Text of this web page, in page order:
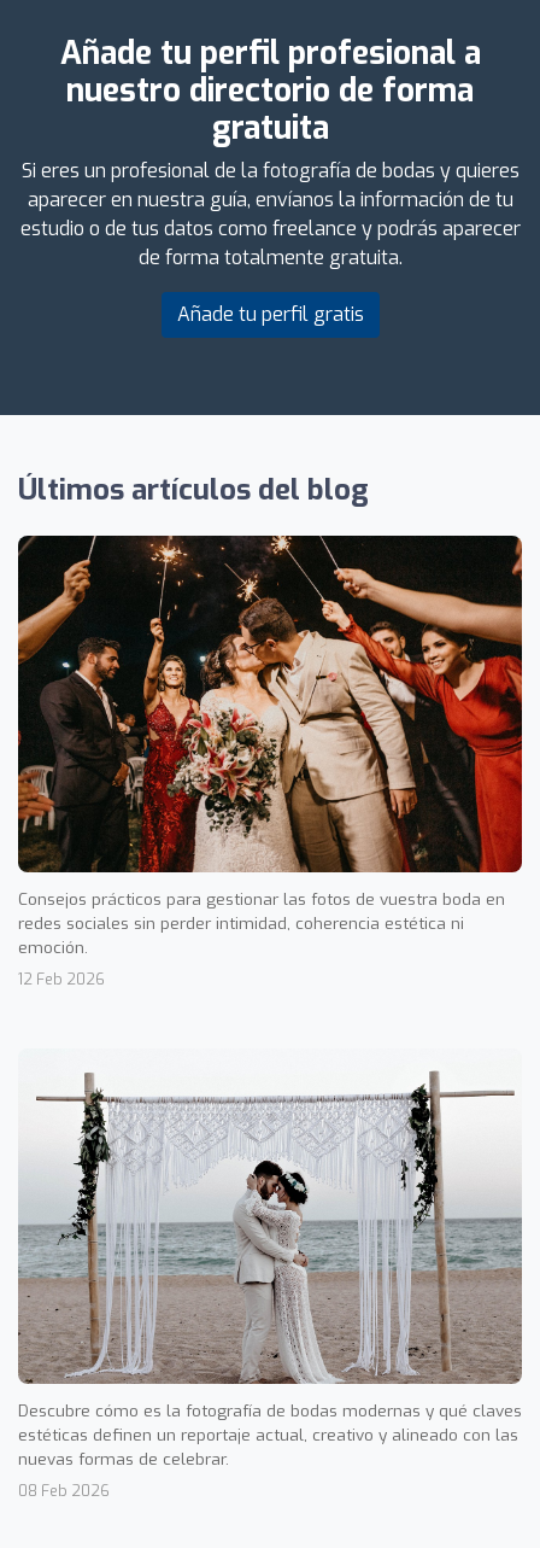
Añade tu perfil profesional a
nuestro directorio de forma
gratuita
Si eres un profesional de la fotografía de bodas y quieres
aparecer en nuestra guía, envíanos la información de tu
estudio o de tus datos como freelance y podrás aparecer
de forma totalmente gratuita.
Añade tu perfil gratis
Últimos artículos del blog
Consejos prácticos para gestionar las fotos de vuestra boda en
redes sociales sin perder intimidad, coherencia estética ni
emoción.
12 Feb 2026
Descubre cómo es la fotografía de bodas modernas y qué claves
estéticas definen un reportaje actual, creativo y alineado con las
nuevas formas de celebrar.
08 Feb 2026